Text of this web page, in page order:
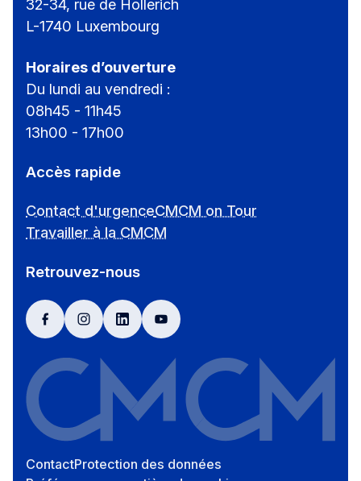
32-34, rue de Hollerich
L-1740 Luxembourg
Horaires d’ouverture
Du lundi au vendredi :
08h45 - 11h45
13h00 - 17h00
Accès rapide
Contact d'urgenceCMCM on Tour
Travailler à la CMCM
Retrouvez-nous
facebookinstagramlinkedinyoutube
ContactProtection des données